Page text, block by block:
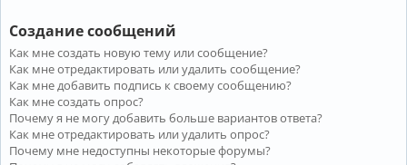
Создание сообщений
Как мне создать новую тему или сообщение?
Как мне отредактировать или удалить сообщение?
Как мне добавить подпись к своему сообщению?
Как мне создать опрос?
Почему я не могу добавить больше вариантов ответа?
Как мне отредактировать или удалить опрос?
Почему мне недоступны некоторые форумы?